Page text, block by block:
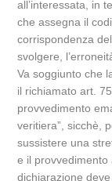
all’interessata, in
che assegna il
corrispondenza
svolgere,
Va soggiunto che
il richiamato art.
provvedimento
veritiera”, sicchè,
sussistere una
e il provvedimento
dichiarazione